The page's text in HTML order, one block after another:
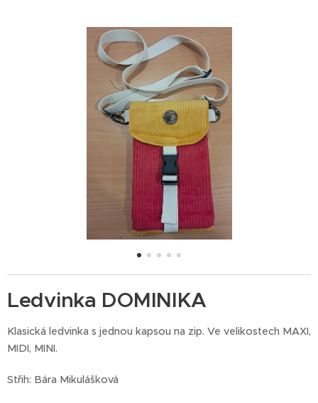
Ledvinka DOMINIKA
Klasická ledvinka s jednou kapsou na zip. Ve velikostech MAXI,
MIDI, MINI.
Střih: Bára Mikulášková